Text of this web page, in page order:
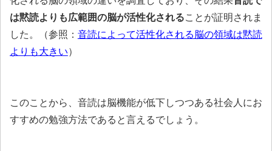
は黙読よりも広範囲の脳が活性化されることが証明されま
した。（参照： 音読によって活性化される脳の領域は黙読
よりも大きい）
このことから、音読は脳機能が低下しつつある社会人にお
すすめの勉強方法であると言えるでしょう。